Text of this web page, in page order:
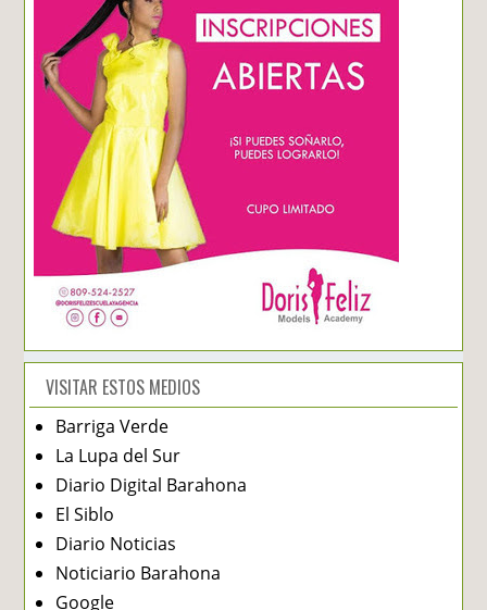
VISITAR ESTOS MEDIOS
Barriga Verde
La Lupa del Sur
Diario Digital Barahona
El Siblo
Diario Noticias
Noticiario Barahona
Google